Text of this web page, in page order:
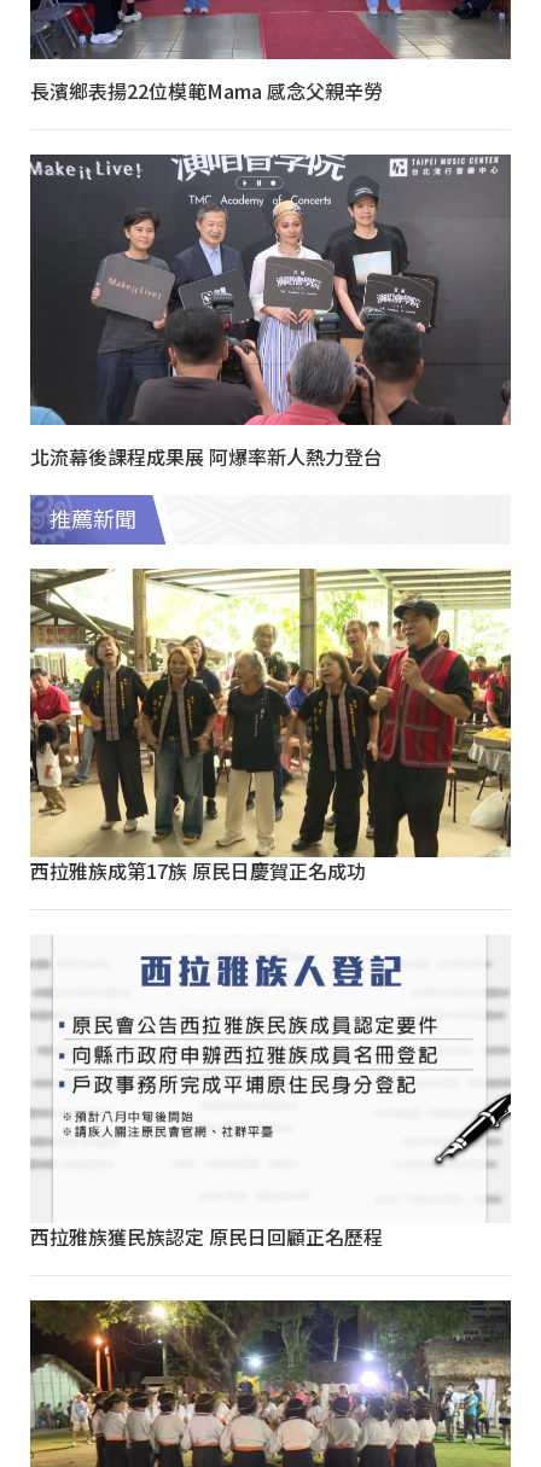
長濱鄉表揚22位模範Mama 感念父親辛勞
北流幕後課程成果展 阿爆率新人熱力登台
推薦新聞
西拉雅族成第17族 原民日慶賀正名成功
西拉雅族獲民族認定 原民日回顧正名歷程